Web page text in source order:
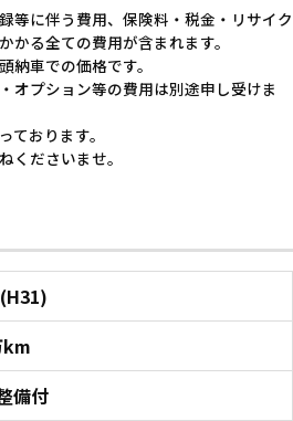
等に伴う費用、保険料・税金・リサイク
かる全ての費用が含まれます。
納車での価格です。
オプション等の費用は別途申し受けま
ております。
くださいませ。
km
備付